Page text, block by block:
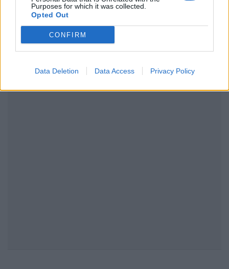
Purposes for which it was collected.
Opted Out
CONFIRM
Data Deletion Data Access Privacy Policy